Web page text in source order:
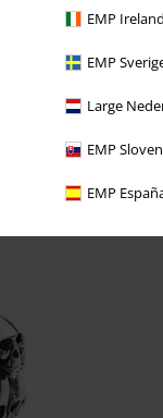
EMP Ireland
EMP
Large
EMP
EMP
Opmerking
je geholpen?